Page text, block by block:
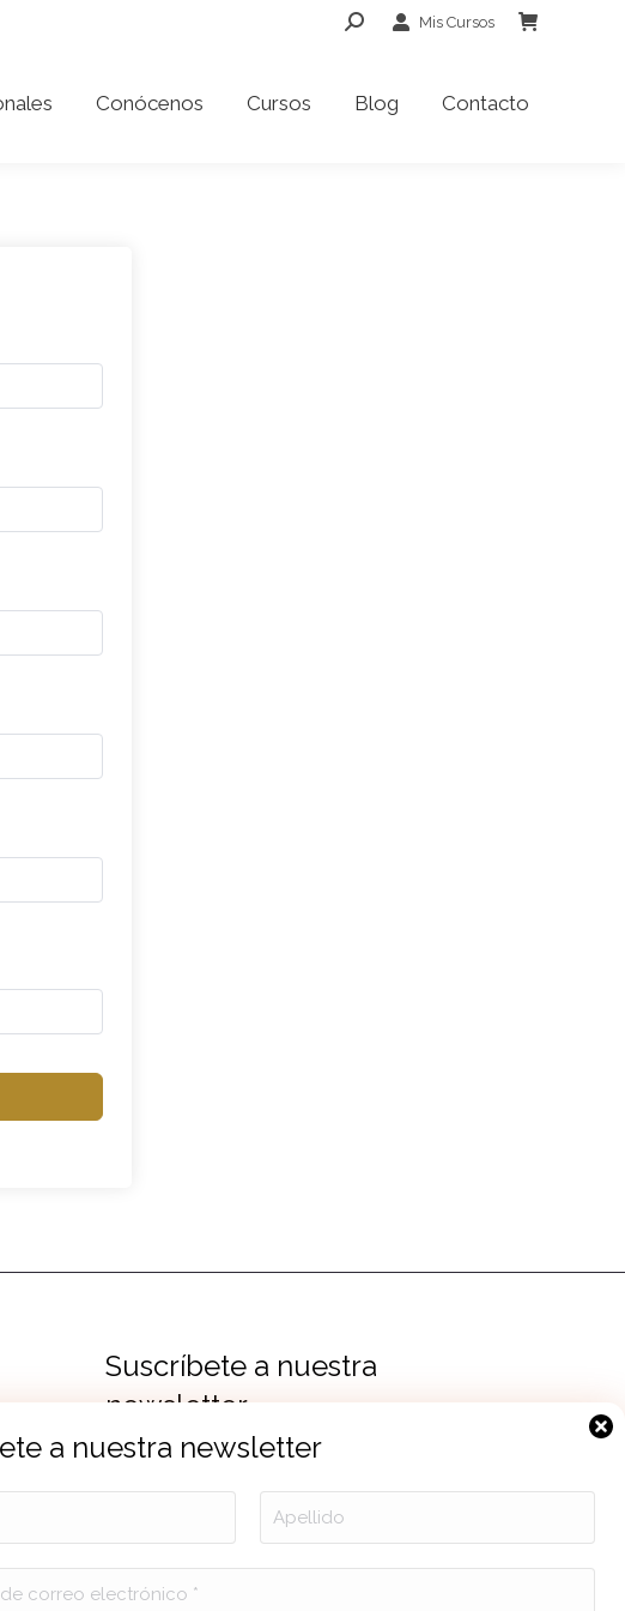
Buscar: Mis Cursos
Conócenos Cursos Blog Contacto
a nuestra newsletter
Suscríbete a nuestra
newsletter
Política de Privacidad